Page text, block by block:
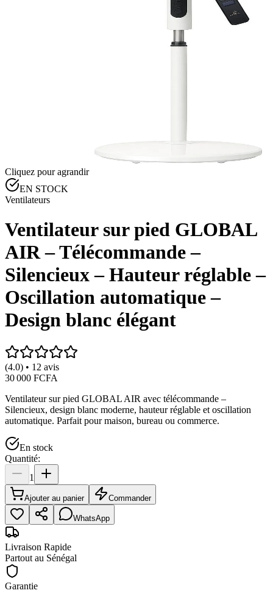
Cliquez pour agrandir
EN STOCK
Ventilateurs
Ventilateur sur pied GLOBAL
AIR – Télécommande –
Silencieux – Hauteur réglable –
Oscillation automatique –
Design blanc élégant
(4.0) • 12 avis
30 000 FCFA
Ventilateur sur pied GLOBAL AIR avec télécommande –
Silencieux, design blanc moderne, hauteur réglable et oscillation
automatique. Parfait pour maison, bureau ou commerce.
En stock
Quantité:
1
Ajouter au panier Commander
WhatsApp
Livraison Rapide
Partout au Sénégal
Garantie